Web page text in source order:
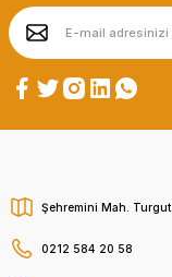
Şehremini Mah. Turgut
0212 584 20 58